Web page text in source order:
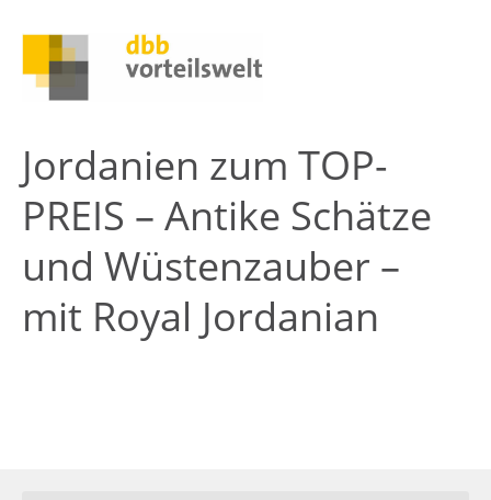
Jordanien zum TOP-
PREIS – Antike Schätze
und Wüstenzauber –
mit Royal Jordanian